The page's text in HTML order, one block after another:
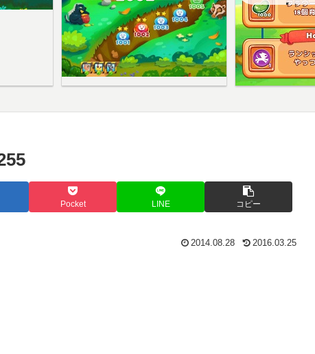
【ク
Pocket LINE コピー
2014.08.28 2016.03.25